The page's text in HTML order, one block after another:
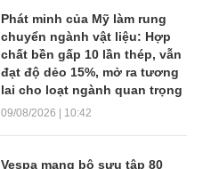
Phát minh của Mỹ làm rung
chuyển ngành vật liệu: Hợp
chất bền gấp 10 lần thép, vẫn
đạt độ dẻo 15%, mở ra tương
lai cho loạt ngành quan trọng
09/08/2026 | 10:42
Vespa mang bộ sưu tập 80